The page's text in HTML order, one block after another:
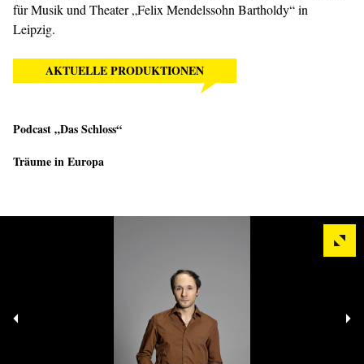
für Musik und Theater „Felix Mendelssohn Bartholdy“ in
Leipzig.
AKTUELLE PRODUKTIONEN
Podcast „Das Schloss“
Träume in Europa